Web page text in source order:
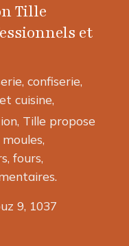
Tille
et
confiserie,
cuisine,
Tille propose
fours,
9, 1037